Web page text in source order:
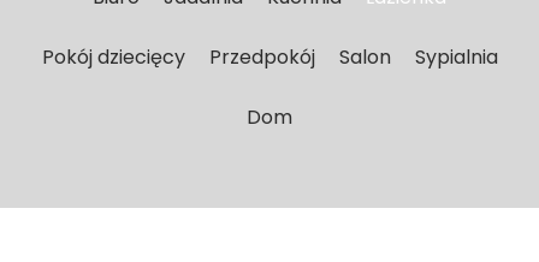
Pokój dziecięcy Przedpokój Salon Sypialnia
Dom